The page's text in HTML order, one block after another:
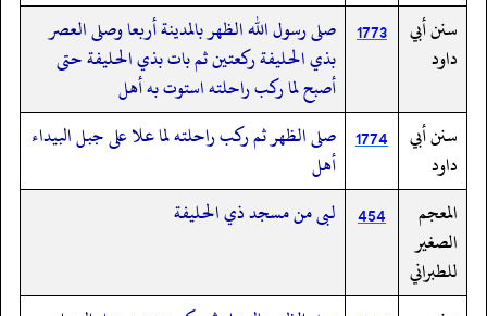
سنن أبي
داود
1773 صلى رسول الله الظهر بالمدينة أربعا وصلى العصر
بذي الحليفة ركعتين ثم بات بذي الحليفة حتى
أصبح لما ركب راحلته استوت به أهل
سنن أبي
داود
1774 صلى الظهر ثم ركب راحلته لما علا على جبل البيداء
أهل
المعجم
الصغير
للطبراني
454 لبى من مسجد ذي الحليفة